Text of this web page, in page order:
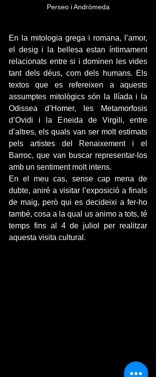
Perseo i Andròmeda
En la mitologia grega i romana, l’amor,
el desig i la bellesa estan íntimament
relacionats entre si i dominen les vides
tant dels déus, com dels humans. Els
textos que es refereixen a aquests
assumptes mitològics són la Ilíada i la
Odissea d’Homer, les Metamorfosis
d’Ovidi i la Eneida de Virgili, entre
d’altres, els quals van ser molt estimats
pels artistes del Renaixement i el
Barroc, que van buscar representar-los
amb un sentiment molt intens.
En el meu cas, sense cap mena de
dubte, aniré a visitar l’exposició a finals
de maig, però qui es decideixi a fer-ho
també, cosa a la qual us animo a tots, té
temps fins al 4 de juliol per realitzar
aquesta visita cultural.